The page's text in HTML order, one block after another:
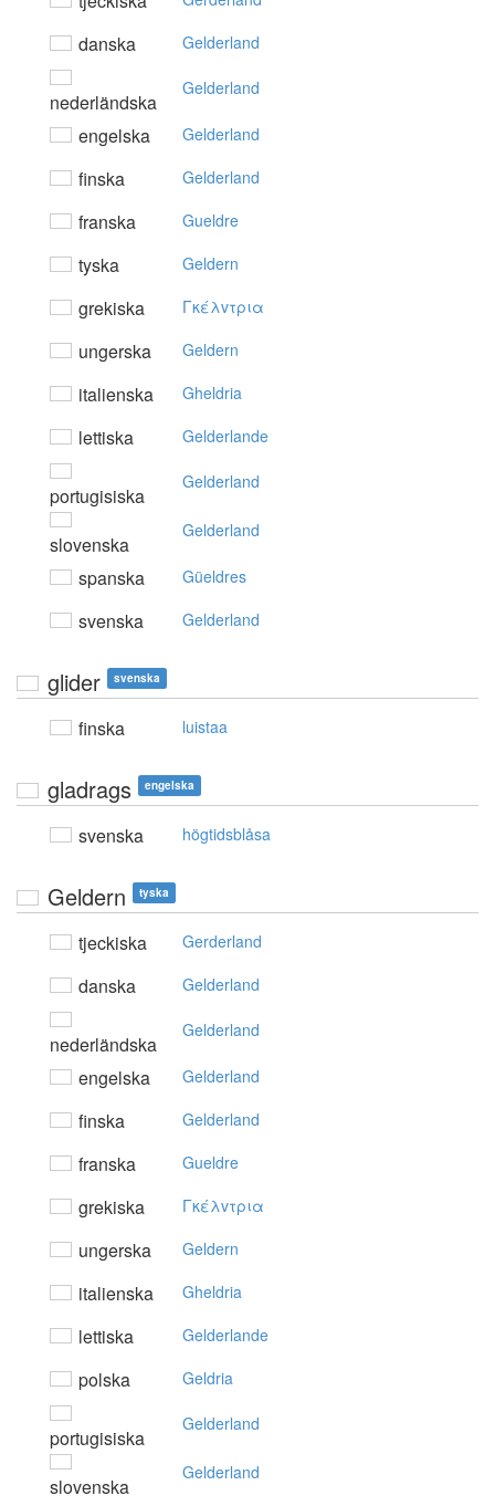
danska Gelderland
nederländska
Gelderland
engelska Gelderland
finska Gelderland
franska Gueldre
tyska Geldern
grekiska Γκέλvτρια
ungerska Geldern
italienska Gheldria
lettiska Gelderlande
portugisiska
Gelderland
slovenska
Gelderland
spanska Güeldres
svenska Gelderland
glider svenska
finska luistaa
gladrags engelska
svenska högtidsblåsa
Geldern tyska
tjeckiska Gerderland
danska Gelderland
nederländska
Gelderland
engelska Gelderland
finska Gelderland
franska Gueldre
grekiska Γκέλvτρια
ungerska Geldern
italienska Gheldria
lettiska Gelderlande
polska Geldria
portugisiska
Gelderland
slovenska
Gelderland